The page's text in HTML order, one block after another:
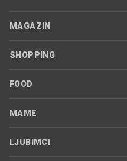
MAGAZIN
SHOPPING
FOOD
MAME
LJUBIMCI